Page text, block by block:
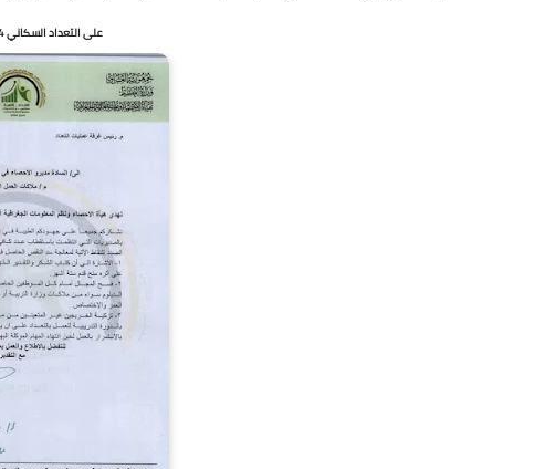
على التعداد السكاني 2024 في العراق